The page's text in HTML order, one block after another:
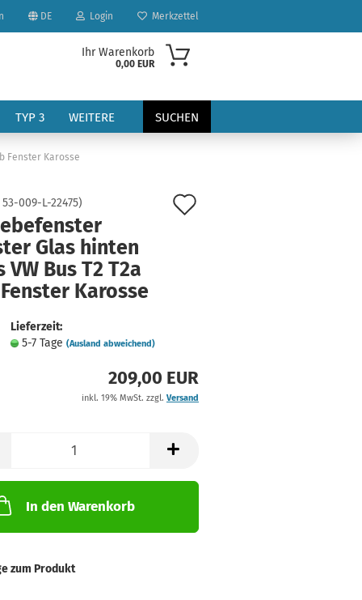
DE Login Merkzettel
Ihr Warenkorb
0,00 EUR
TYP 3 SUCHEN
WEITERE
Fenster Karosse
53-009-L-22475)
Glas hinten
VW Bus T2 T2a
Karosse
Lieferzeit:
5-7 Tage (Ausland abweichend)
209,00 EUR
inkl. 19% MwSt. zzgl. Versand
In den Warenkorb
zum Produkt